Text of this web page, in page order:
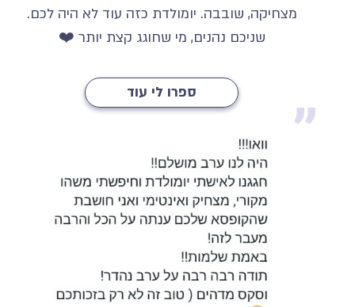
מצחיקה, שובבה. יומולדת כזה עוד לא היה לכם.
שניכם נהנים, מי שחוגג קצת יותר ❤️
ספרו לי עוד